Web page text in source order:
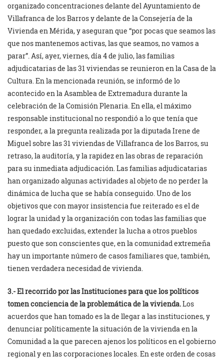
organizado concentraciones delante del Ayuntamiento de
Villafranca de los Barros y delante de la Consejería de la
Vivienda en Mérida, y aseguran que “por pocas que seamos las
que nos mantenemos activas, las que seamos, no vamos a
parar”. Así, ayer, viernes, día 4 de julio, las familias
adjudicatarias de las 31 viviendas se reunieron en la Casa de la
Cultura. En la mencionada reunión, se informó de lo
acontecido en la Asamblea de Extremadura durante la
celebración de la Comisión Plenaria. En ella, el máximo
responsable institucional no respondió a lo que tenía que
responder, a la pregunta realizada por la diputada Irene de
Miguel sobre las 31 viviendas de Villafranca de los Barros, su
retraso, la auditoría, y la rapidez en las obras de reparación
para su inmediata adjudicación. Las familias adjudicatarias
han organizado algunas actividades al objeto de no perder la
dinámica de lucha que se había conseguido. Uno de los
objetivos que con mayor insistencia fue reiterado es el de
lograr la unidad y la organización con todas las familias que
han quedado excluidas, extender la lucha a otros pueblos
puesto que son conscientes que, en la comunidad extremeña
hay un importante número de casos familiares que, también,
tienen verdadera necesidad de vivienda.
3.- El recorrido por las Instituciones para que los políticos
tomen conciencia de la problemática de la vivienda.Los
acuerdos que han tomado es la de llegar a las instituciones, y
denunciar políticamente la situación de la vivienda en la
Comunidad a la que parecen ajenos los políticos en el gobierno
regional y en las corporaciones locales. En este orden de cosas